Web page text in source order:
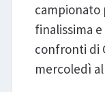
finalissima
confronti di
mercoledì